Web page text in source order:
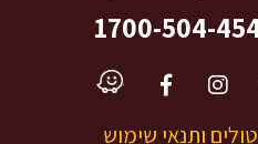
1700-504-
ותנאי שימוש